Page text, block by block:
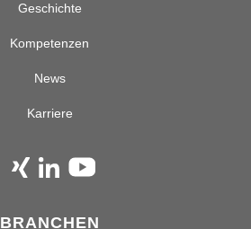
Geschichte
Kompetenzen
News
Karriere
BRANCHEN